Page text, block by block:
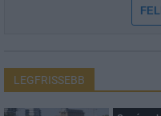
LEGFRISSEBB